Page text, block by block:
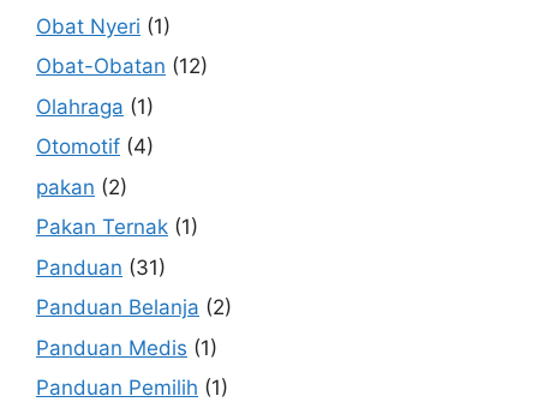
Obat Nyeri (1)
Obat-Obatan (12)
Olahraga (1)
Otomotif (4)
pakan (2)
Pakan Ternak (1)
Panduan (31)
Panduan Belanja (2)
Panduan Medis (1)
Panduan Pemilih (1)